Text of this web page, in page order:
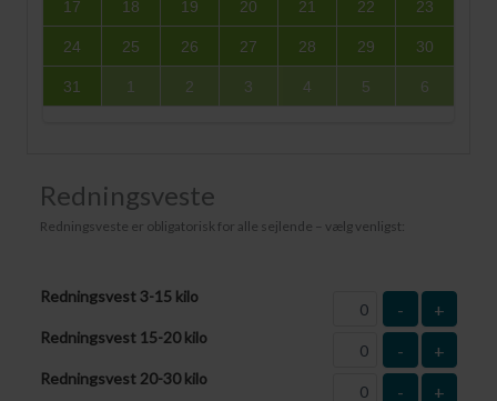
17 18 19 20 21 22 23
24 25 26 27 28 29 30
31 1 2 3 4 5 6
Redningsveste
Redningsveste er obligatorisk for alle sejlende – vælg venligst:
Redningsvest 3-15 kilo
- +
Redningsvest 15-20 kilo
- +
Redningsvest 20-30 kilo
- +